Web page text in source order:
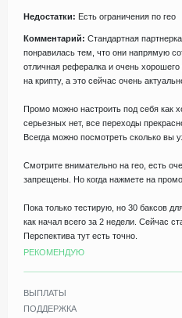
Недостатки: Есть ограничения по гео
Комментарий: Стандартная
понравилась тем, что они напрямую
отличная рефералка и очень
на крипту, а это сейчас очень
Промо можно настроить под себя как
серьезных нет, все переходы
Всегда можно посмотреть сколько вы
Смотрите внимательно на гео, есть
запрещены. Но когда нажмете на
Пока только тестирую, но 30 баксов
как начал всего за 2 недели. Сейчас
Перспектива тут есть точно.
РЕКОМЕНДУЮ
ВЫПЛАТЫ
ПОДДЕРЖКА